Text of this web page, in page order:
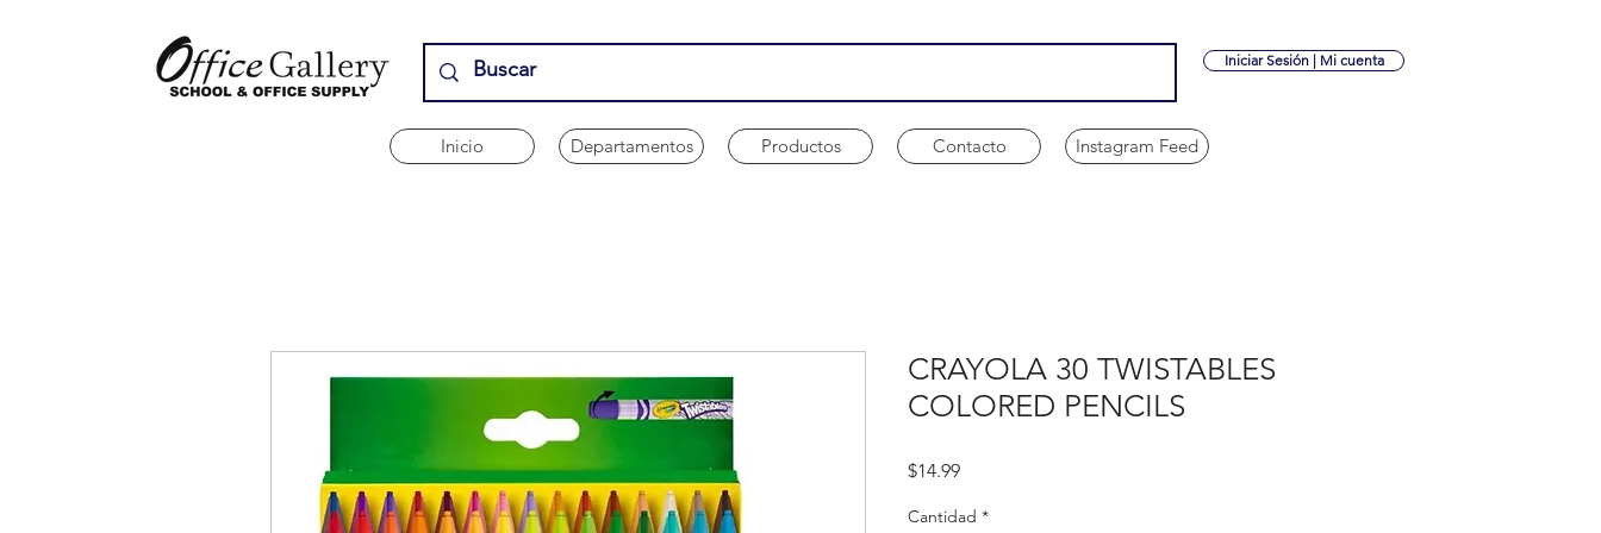
Iniciar Sesión | Mi cuenta
Inicio Departamentos Productos Contacto Instagram Feed
CRAYOLA 30 TWISTABLES
COLORED PENCILS
$14.99Precio
Cantidad *